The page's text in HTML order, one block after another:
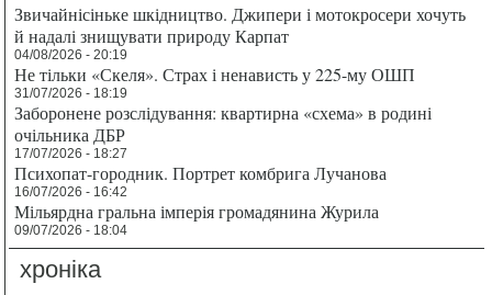
Звичайнісіньке шкідництво. Джипери і мотокросери хочуть
й надалі знищувати природу Карпат
04/08/2026 - 20:19
Не тільки «Скеля». Страх і ненависть у 225-му ОШП
31/07/2026 - 18:19
Заборонене розслідування: квартирна «схема» в родині
очільника ДБР
17/07/2026 - 18:27
Психопат-городник. Портрет комбрига Лучанова
16/07/2026 - 16:42
Мільярдна гральна імперія громадянина Журила
09/07/2026 - 18:04
хроніка